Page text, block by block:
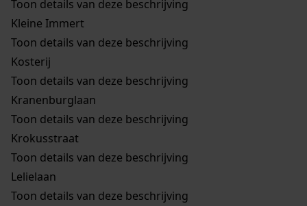
Toon details van deze beschrijving
Kleine Immert
Toon details van deze beschrijving
Kosterij
Toon details van deze beschrijving
Kranenburglaan
Toon details van deze beschrijving
Krokusstraat
Toon details van deze beschrijving
Lelielaan
Toon details van deze beschrijving